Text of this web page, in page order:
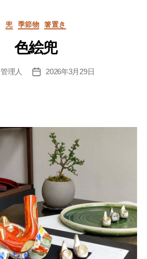
Categories
兜 季節物 箸置き
色絵兜
管理人
Post2026年3月29日